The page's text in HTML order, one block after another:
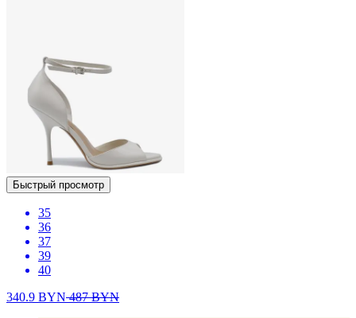
Быстрый просмотр
35
36
37
39
40
340.9 BYN487BYN